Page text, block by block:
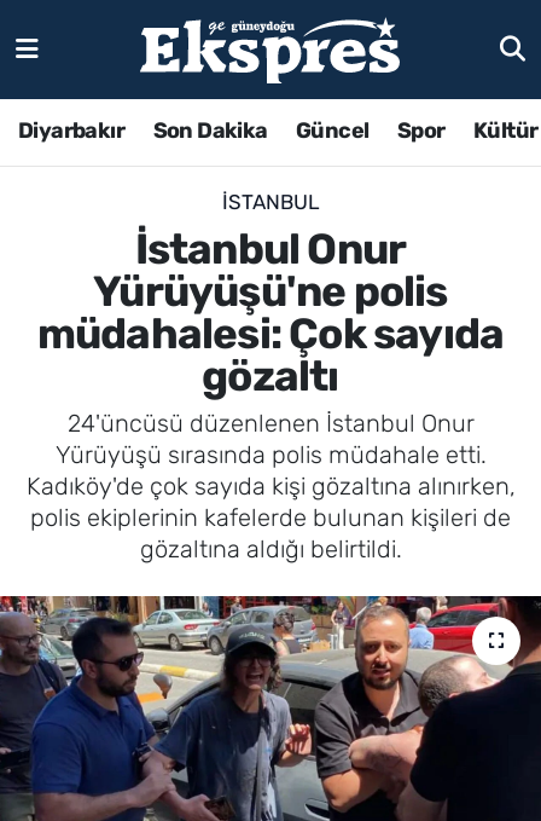
Diyarbakır Son Dakika Güncel Spor
İSTANBUL
İstanbul Onur
Yürüyüşü'ne polis
müdahalesi: Çok sayıda
gözaltı
24'üncüsü düzenlenen İstanbul Onur
Yürüyüşü sırasında polis müdahale etti.
Kadıköy'de çok sayıda kişi gözaltına alınırken,
polis ekiplerinin kafelerde bulunan kişileri de
gözaltına aldığı belirtildi.